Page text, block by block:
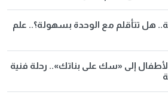
هل تتأقلم مع الوحدة بسهولة؟.. علم
إلى «سك على بناتك».. رحلة فنية